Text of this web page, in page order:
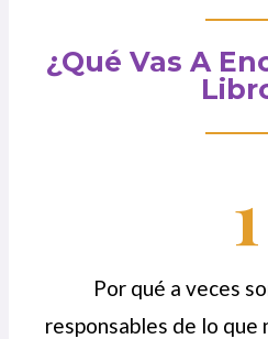
¿Qué Vas A
1
Por qué a veces
responsables de lo que